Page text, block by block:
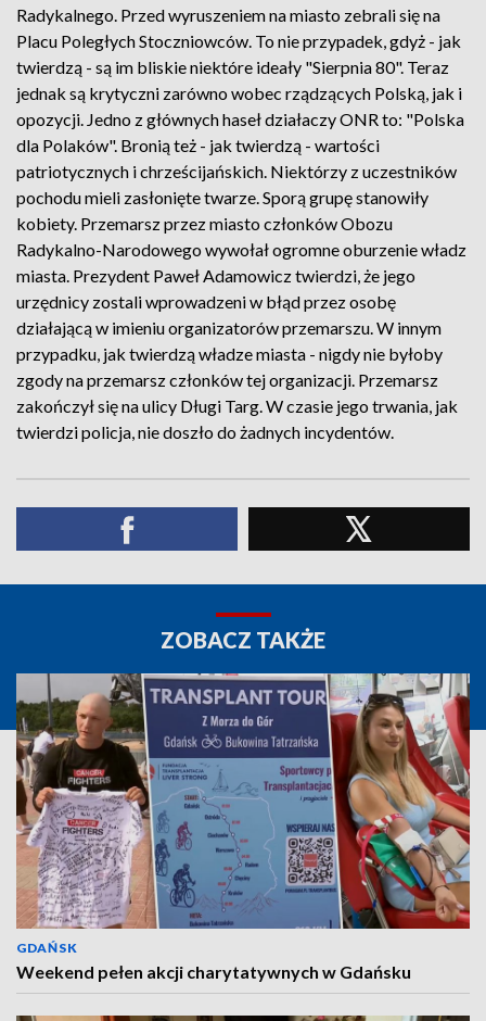
Radykalnego. Przed wyruszeniem na miasto zebrali się na
Placu Poległych Stoczniowców. To nie przypadek, gdyż - jak
twierdzą - są im bliskie niektóre ideały "Sierpnia 80". Teraz
jednak są krytyczni zarówno wobec rządzących Polską, jak i
opozycji. Jedno z głównych haseł działaczy ONR to: "Polska
dla Polaków". Bronią też - jak twierdzą - wartości
patriotycznych i chrześcijańskich. Niektórzy z uczestników
pochodu mieli zasłonięte twarze. Sporą grupę stanowiły
kobiety. Przemarsz przez miasto członków Obozu
Radykalno-Narodowego wywołał ogromne oburzenie władz
miasta. Prezydent Paweł Adamowicz twierdzi, że jego
urzędnicy zostali wprowadzeni w błąd przez osobę
działającą w imieniu organizatorów przemarszu. W innym
przypadku, jak twierdzą władze miasta - nigdy nie byłoby
zgody na przemarsz członków tej organizacji. Przemarsz
zakończył się na ulicy Długi Targ. W czasie jego trwania, jak
twierdzi policja, nie doszło do żadnych incydentów.
ZOBACZ TAKŻE
GDAŃSK
Weekend pełen akcji charytatywnych w Gdańsku